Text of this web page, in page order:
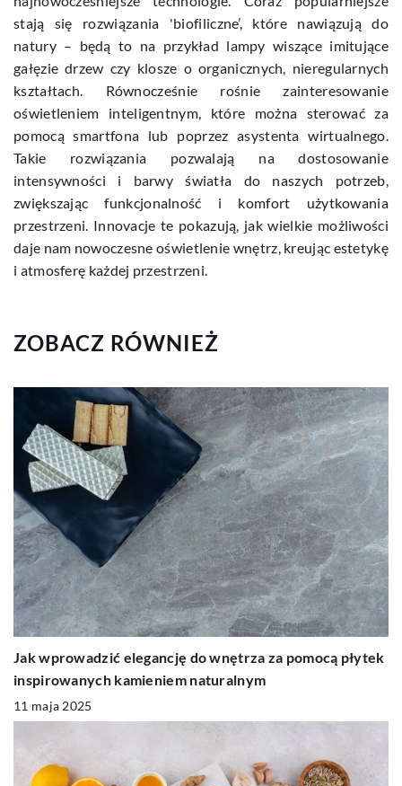
stają się rozwiązania 'biofiliczne’, które nawiązują do
natury – będą to na przykład lampy wiszące imitujące
gałęzie drzew czy klosze o organicznych, nieregularnych
kształtach. Równocześnie rośnie zainteresowanie
oświetleniem inteligentnym, które można sterować za
pomocą smartfona lub poprzez asystenta wirtualnego.
Takie rozwiązania pozwalają na dostosowanie
intensywności i barwy światła do naszych potrzeb,
zwiększając funkcjonalność i komfort użytkowania
przestrzeni. Innovacje te pokazują, jak wielkie możliwości
daje nam nowoczesne oświetlenie wnętrz, kreując estetykę
i atmosferę każdej przestrzeni.
ZOBACZ RÓWNIEŻ
Jak wprowadzić elegancję do wnętrza za pomocą płytek
inspirowanych kamieniem naturalnym
11 maja 2025